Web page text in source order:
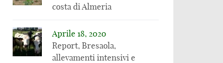
costa di Almeria
Aprile 18, 2020
Report, Bresaola,
allevamenti intensivi e